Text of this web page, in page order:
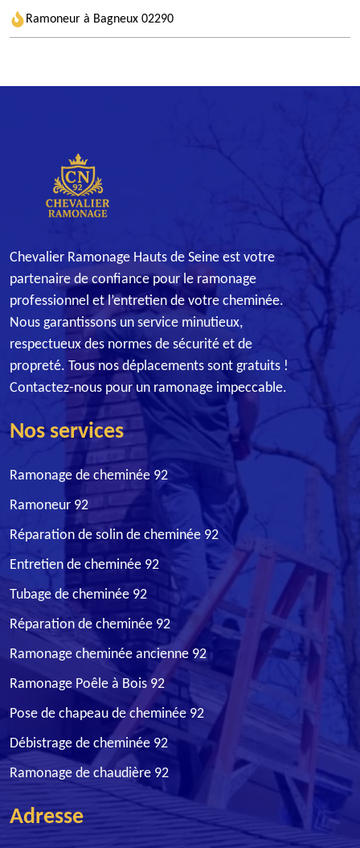
Ramoneur à Bagneux 02290
Chevalier Ramonage Hauts de Seine est votre
partenaire de confiance pour le ramonage
professionnel et l’entretien de votre cheminée.
Nous garantissons un service minutieux,
respectueux des normes de sécurité et de
propreté. Tous nos déplacements sont gratuits !
Contactez-nous pour un ramonage impeccable.
Nos services
Ramonage de cheminée 92
Ramoneur 92
Réparation de solin de cheminée 92
Entretien de cheminée 92
Tubage de cheminée 92
Réparation de cheminée 92
Ramonage cheminée ancienne 92
Ramonage Poêle à Bois 92
Pose de chapeau de cheminée 92
Débistrage de cheminée 92
Ramonage de chaudière 92
Adresse